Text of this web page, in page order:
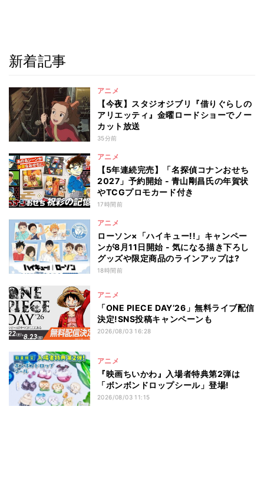
新着記事
アニメ
【今夜】スタジオジブリ『借りぐらしの
アリエッティ』金曜ロードショーでノー
カット放送
35分前
アニメ
【5年連続完売】「名探偵コナンおせち
2027」予約開始 - 青山剛昌氏の年賀状
やTCGプロモカード付き
17時間前
アニメ
ローソン×「ハイキュー!!」キャンペー
ンが8月11日開始 - 気になる描き下ろし
グッズや限定商品のラインアップは?
18時間前
アニメ
「ONE PIECE DAY’26」無料ライブ配信
決定!SNS投稿キャンペーンも
2026/08/03 16:28
アニメ
『映画ちいかわ』入場者特典第2弾は
「ボンボンドロップシール」登場!
2026/08/03 11:15